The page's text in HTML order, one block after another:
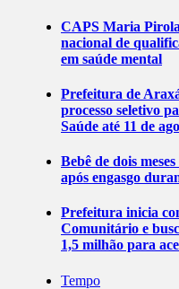
CAPS Maria
nacional de
em saúde mental
Prefeitura de
processo seletivo
Saúde até 11 de
Bebê de dois
após engasgo
Prefeitura inicia
Comunitário e
1,5 milhão para
Tempo